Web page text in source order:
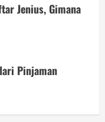
Jenius, Gimana
Pinjaman